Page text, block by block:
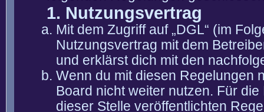
1. Nutzungsvertrag
Mit dem Zugriff auf „DGL“ (im
Nutzungsvertrag mit dem
und erklärst dich mit den
Wenn du mit diesen Regelungen
Board nicht weiter nutzen. Für
dieser Stelle veröffentlichten